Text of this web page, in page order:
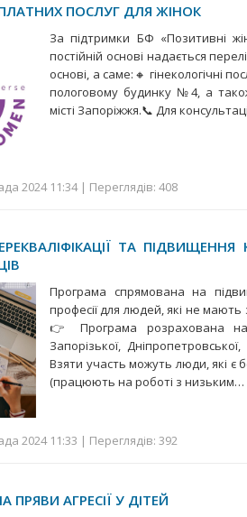
ПОСЛУГ ДЛЯ ЖІНОК
За підтримки БФ «Позитивні
постійній основі надається
основі, а саме:🔸 гінекологічні
пологовому будинку №4, а
місті Запоріжжя.📞 Для
2024 11:34 | Переглядів: 408
ТА ПІДВИЩЕННЯ
Програма спрямована на
професії для людей, які не
👉 Програма розрахована на
Запорізької,
Взяти участь можуть люди, які є
(працюють на роботі з низьким…
2024 11:33 | Переглядів: 392
ПРЯВИ АГРЕСІЇ У ДІТЕЙ